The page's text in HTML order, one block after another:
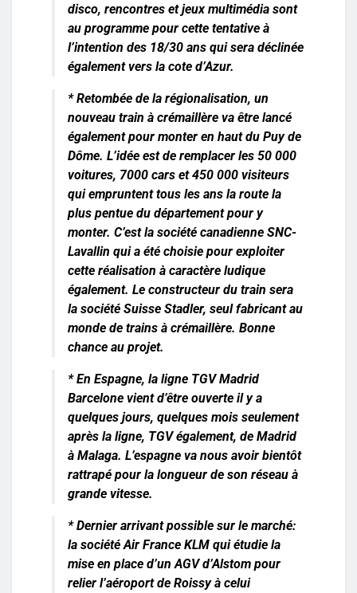
disco, rencontres et jeux multimédia sont
au programme pour cette tentative à
l’intention des 18/30 ans qui sera déclinée
également vers la cote d’Azur.
* Retombée de la régionalisation, un
nouveau train à crémaillère va être lancé
également pour monter en haut du Puy de
Dôme. L’idée est de remplacer les 50 000
voitures, 7000 cars et 450 000 visiteurs
qui empruntent tous les ans la route la
plus pentue du département pour y
monter. C’est la société canadienne SNC-
Lavallin qui a été choisie pour exploiter
cette réalisation à caractère ludique
également. Le constructeur du train sera
la société Suisse Stadler, seul fabricant au
monde de trains à crémaillère. Bonne
chance au projet.
*En Espagne, la ligne TGV Madrid
Barcelone vient d’être ouverte il y a
quelques jours, quelques mois seulement
après la ligne, TGV également, de Madrid
à Malaga. L’espagne va nous avoir bientôt
rattrapé pour la longueur de son réseau à
grande vitesse.
* Dernier arrivant possible sur le marché:
la société Air France KLM qui étudie la
mise en place d’un AGV d’Alstom pour
relier l’aéroport de Roissy à celui